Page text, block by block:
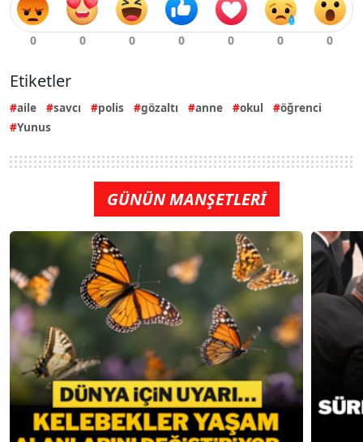
Etiketler
aile savcı polis gözaltı anne okul
öğrenci
Yunus
GÜNÜN MANŞETLERİ